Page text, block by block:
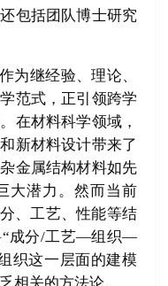
包括团队博士研究
为继经验、理论、
范式，正引领跨学
在材料科学领域，
新材料设计带来了
金属结构材料如先
大潜力。然而当前
、工艺、性能等结
“成分/工艺—组织—
织这一层面的建模